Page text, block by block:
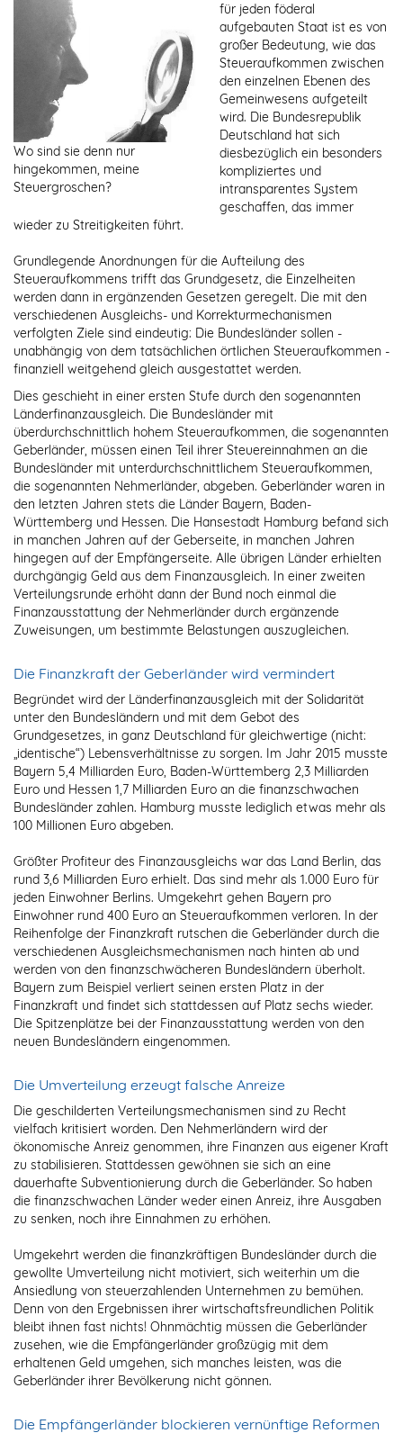
Wo sind sie denn nur
hingekommen, meine
Steuergroschen?
für jeden föderal
aufgebauten Staat ist es von
großer Bedeutung, wie das
Steueraufkommen zwischen
den einzelnen Ebenen des
Gemeinwesens aufgeteilt
wird. Die Bundesrepublik
Deutschland hat sich
diesbezüglich ein besonders
kompliziertes und
intransparentes System
geschaffen, das immer
wieder zu Streitigkeiten führt.
Grundlegende Anordnungen für die Aufteilung des
Steueraufkommens trifft das Grundgesetz, die Einzelheiten
werden dann in ergänzenden Gesetzen geregelt. Die mit den
verschiedenen Ausgleichs- und Korrekturmechanismen
verfolgten Ziele sind eindeutig: Die Bundesländer sollen -
unabhängig von dem tatsächlichen örtlichen Steueraufkommen -
finanziell weitgehend gleich ausgestattet werden.
Dies geschieht in einer ersten Stufe durch den sogenannten
Länderfinanzausgleich. Die Bundesländer mit
überdurchschnittlich hohem Steueraufkommen, die sogenannten
Geberländer, müssen einen Teil ihrer Steuereinnahmen an die
Bundesländer mit unterdurchschnittlichem Steueraufkommen,
die sogenannten Nehmerländer, abgeben. Geberländer waren in
den letzten Jahren stets die Länder Bayern, Baden-
Württemberg und Hessen. Die Hansestadt Hamburg befand sich
in manchen Jahren auf der Geberseite, in manchen Jahren
hingegen auf der Empfängerseite. Alle übrigen Länder erhielten
durchgängig Geld aus dem Finanzausgleich. In einer zweiten
Verteilungsrunde erhöht dann der Bund noch einmal die
Finanzausstattung der Nehmerländer durch ergänzende
Zuweisungen, um bestimmte Belastungen auszugleichen.
Die Finanzkraft der Geberländer wird vermindert
Begründet wird der Länderfinanzausgleich mit der Solidarität
unter den Bundesländern und mit dem Gebot des
Grundgesetzes, in ganz Deutschland für gleichwertige (nicht:
„identische“) Lebensverhältnisse zu sorgen. Im Jahr 2015 musste
Bayern 5,4 Milliarden Euro, Baden-Württemberg 2,3 Milliarden
Euro und Hessen 1,7 Milliarden Euro an die finanzschwachen
Bundesländer zahlen. Hamburg musste lediglich etwas mehr als
100 Millionen Euro abgeben.
Größter Profiteur des Finanzausgleichs war das Land Berlin, das
rund 3,6 Milliarden Euro erhielt. Das sind mehr als 1.000 Euro für
jeden Einwohner Berlins. Umgekehrt gehen Bayern pro
Einwohner rund 400 Euro an Steueraufkommen verloren. In der
Reihenfolge der Finanzkraft rutschen die Geberländer durch die
verschiedenen Ausgleichsmechanismen nach hinten ab und
werden von den finanzschwächeren Bundesländern überholt.
Bayern zum Beispiel verliert seinen ersten Platz in der
Finanzkraft und findet sich stattdessen auf Platz sechs wieder.
Die Spitzenplätze bei der Finanzausstattung werden von den
neuen Bundesländern eingenommen.
Die Umverteilung erzeugt falsche Anreize
Die geschilderten Verteilungsmechanismen sind zu Recht
vielfach kritisiert worden. Den Nehmerländern wird der
ökonomische Anreiz genommen, ihre Finanzen aus eigener Kraft
zu stabilisieren. Stattdessen gewöhnen sie sich an eine
dauerhafte Subventionierung durch die Geberländer. So haben
die finanzschwachen Länder weder einen Anreiz, ihre Ausgaben
zu senken, noch ihre Einnahmen zu erhöhen.
Umgekehrt werden die finanzkräftigen Bundesländer durch die
gewollte Umverteilung nicht motiviert, sich weiterhin um die
Ansiedlung von steuerzahlenden Unternehmen zu bemühen.
Denn von den Ergebnissen ihrer wirtschaftsfreundlichen Politik
bleibt ihnen fast nichts! Ohnmächtig müssen die Geberländer
zusehen, wie die Empfängerländer großzügig mit dem
erhaltenen Geld umgehen, sich manches leisten, was die
Geberländer ihrer Bevölkerung nicht gönnen.
Die Empfängerländer blockieren vernünftige Reformen